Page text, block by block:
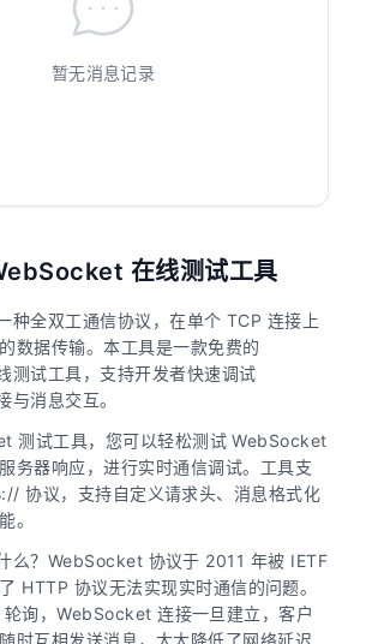
暂无消息记录
在线测试工具
种全双工通信协议，在单个 TCP 连接上
数据传输。本工具是一款免费的
测试工具，支持开发者快速调试
消息交互。
测试工具，您可以轻松测试 WebSocket
务器响应，进行实时通信调试。工具支
协议，支持自定义请求头、消息格式化
。
么？WebSocket 协议于 2011 年被 IETF
HTTP 协议无法实现实时通信的问题。
询，WebSocket 连接一旦建立，客户
时互相发送消息，大大降低了网络延迟